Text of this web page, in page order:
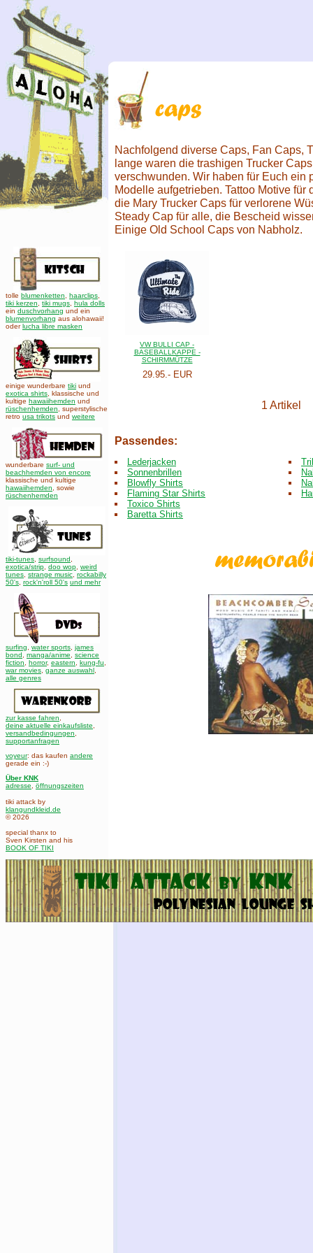
tolle blumenketten haarclips
tiki kerzen
tiki mugs hula dolls
ein duschvorhang und ein
blumenvorhang aus alohawaii!
oderlucha libre masken
einige wunderbare tiki und
exotica shirts , klassische und
kultige hawaiihemden und
rüschenhemden , superstylische
retro usa trikots und weitere
wunderbare surf- und
beachhemden von encore
klassische und kultige
hawaiihemden
sowie
rüschenhemden
tiki-tunes surfsound
exotica/strip doo wop weird
tunes strange music rockabilly
50's rock'n'roll 50's und mehr
surfing water sports james
bond
manga/anime
science
fiction
horror, eastern kung-fu
war movies ganze auswahl
alle genres
zur kasse fahren
deine aktuelle einkaufsliste
versandbedingungen
supportanfragen
voyeur: das kaufen andere
gerade ein :-)
Über KNK
adresse
öffnungszeiten
tiki attack by
klangundkleid.de
© 2026
special thanx to
Sven Kirsten and his
BOOK OF TIKI
Nachfolgend diverse Caps, Fan Caps,
lange waren die trashigen Trucker
verschwunden. Wir haben für Euch ein
Modelle aufgetrieben. Tattoo Motive für
die Mary Trucker Caps für verlorene
Steady Cap für alle, die Bescheid
Einige Old School Caps von Nabholz.
VW BULLI CAP -
BASEBALLKAPPE -
SCHIRMMÜTZE
29.95.- EUR
1 Artikel
Passendes:
Lederjacken
Sonnenbrillen
Blowfly Shirts
Flaming Star Shirts
Toxico Shirts
Baretta Shirts